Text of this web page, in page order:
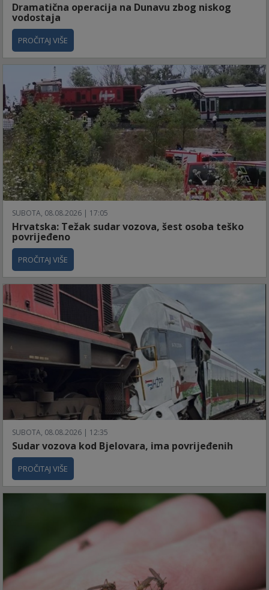
Dramatična operacija na Dunavu zbog niskog
vodostaja
PROČITAJ VIŠE
SUBOTA, 08.08.2026 | 17:05
Hrvatska: Težak sudar vozova, šest osoba teško
povrijeđeno
PROČITAJ VIŠE
SUBOTA, 08.08.2026 | 12:35
Sudar vozova kod Bjelovara, ima povrijeđenih
PROČITAJ VIŠE